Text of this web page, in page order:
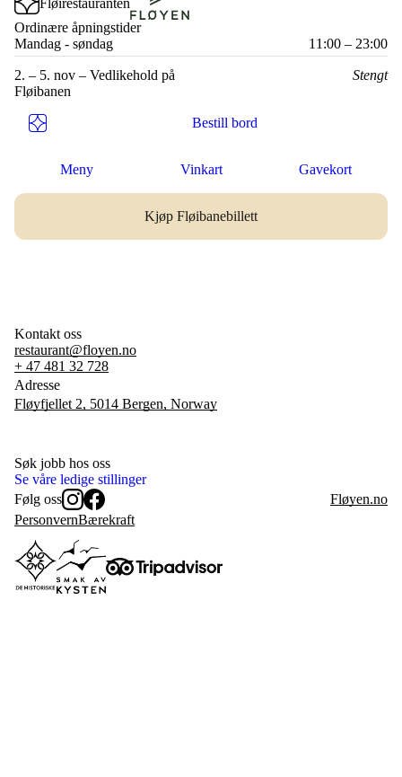
FløirestaurantenFløyen.no
Ordinære åpningstider
Mandag - søndag
11:00 – 23:00
2. – 5. nov – Vedlikehold på
Fløibanen
Stengt
Bestill bord
Meny Vinkart Gavekort
Kjøp Fløibanebillett
Kontakt oss
restaurant@floyen.no
+ 47 481 32 728
Adresse
Fløyfjellet 2, 5014 Bergen, Norway
Søk jobb hos oss
Se våre ledige stillinger
Følg oss
Instagram
Facebook
Fløyen.no
PersonvernBærekraft
De HistoriskeSmak av Kysten
Tripadvisor